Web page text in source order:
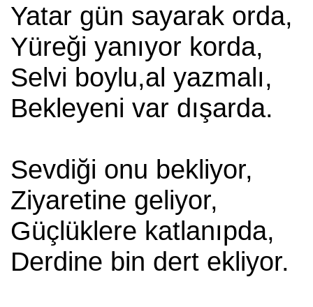
Yatar gün sayarak orda,
Yüreği yanıyor korda,
Selvi boylu,al yazmalı,
Bekleyeni var dışarda.
Sevdiği onu bekliyor,
Ziyaretine geliyor,
Güçlüklere katlanıpda,
Derdine bin dert ekliyor.